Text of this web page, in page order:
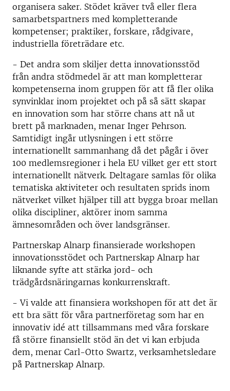
organisera saker. Stödet kräver två eller flera
samarbetspartners med kompletterande
kompetenser; praktiker, forskare, rådgivare,
industriella företrädare etc.
- Det andra som skiljer detta innovationsstöd
från andra stödmedel är att man kompletterar
kompetenserna inom gruppen för att få fler olika
synvinklar inom projektet och på så sätt skapar
en innovation som har större chans att nå ut
brett på marknaden, menar Inger Pehrson.
Samtidigt ingår utlysningen i ett större
internationellt sammanhang då det pågår i över
100 medlemsregioner i hela EU vilket ger ett stort
internationellt nätverk. Deltagare samlas för olika
tematiska aktiviteter och resultaten sprids inom
nätverket vilket hjälper till att bygga broar mellan
olika discipliner, aktörer inom samma
ämnesområden och över landsgränser.
Partnerskap Alnarp finansierade workshopen
innovationsstödet och Partnerskap Alnarp har
liknande syfte att stärka jord- och
trädgårdsnäringarnas konkurrenskraft.
- Vi valde att finansiera workshopen för att det är
ett bra sätt för våra partnerföretag som har en
innovativ idé att tillsammans med våra forskare
få större finansiellt stöd än det vi kan erbjuda
dem, menar Carl-Otto Swartz, verksamhetsledare
på Partnerskap Alnarp.